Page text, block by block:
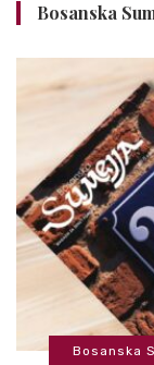
Bosanska
Bosanska